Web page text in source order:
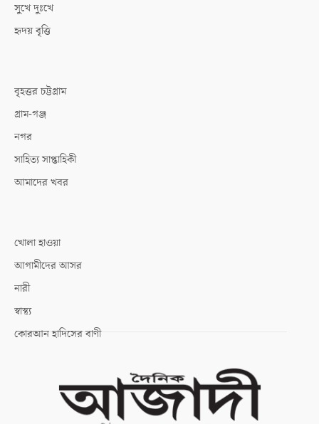
সুখে দুঃখে
হৃদয় বৃত্তি
বৃহত্তর চট্টগ্রাম
গ্রাম-গঞ্জ
নগর
সাহিত্য সাপ্তাহিকী
আমাদের খবর
খোলা হাওয়া
আগামীদের আসর
নারী
স্বাস্থ্য
কোরআন হাদিসের বাণী